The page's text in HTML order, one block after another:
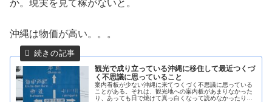
か。現実を見て稼がないと。
沖縄は物価が高い。。。
観光で成り立っている沖縄に移住して最近つくづ
く不思議に思っていること
案内看板が少ない沖縄に来てつくづく不思議に思っている
ことがある。それは、観光地への案内板があまりなかった
り、あっても日で焼けて真っ白くなって読めなかったり、